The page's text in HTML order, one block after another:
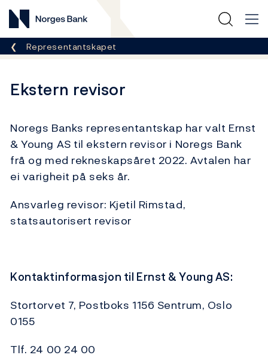
Norges Bank
Her er du nå:
Representantskapet
Ekstern revisor
Noregs Banks representantskap har valt Ernst
& Young AS til ekstern revisor i Noregs Bank
frå og med rekneskapsåret 2022. Avtalen har
ei varigheit på seks år.
Ansvarleg revisor: Kjetil Rimstad,
statsautorisert revisor
Kontaktinformasjon til Ernst & Young AS:
Stortorvet 7, Postboks 1156 Sentrum, Oslo
0155
Tlf. 24 00 24 00